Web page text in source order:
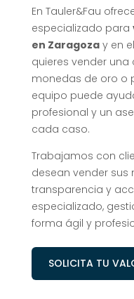
En Tauler&Fau
especializado para
en Zaragozay en
quieres vender
monedas de oro o
equipo puede
profesional y un
cada caso.
Trabajamos con
desean vender
transparencia y
especializado,
forma ágil y
SOLICITA TU